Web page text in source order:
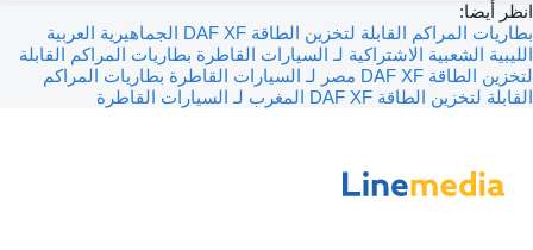
انظر أيضا:
بطاريات المراكم القابلة لتخزين الطاقة DAF XF الجماهيرية العربية
الليبية الشعبية الاشتراكية لـ السيارات القاطرة بطاريات المراكم القابلة
لتخزين الطاقة DAF XF مصر لـ السيارات القاطرة
بطاريات المراكم
القابلة لتخزين الطاقة DAF XF المغرب لـ السيارات القاطرة